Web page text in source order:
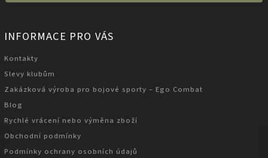
INFORMACE PRO VÁS
Kontakty
Slevy klubům
Zakázková výroba pro bojové sporty – Ego Combat
Blog
Rychlé vrácení nebo výměna zboží
Obchodní podmínky
Podmínky ochrany osobních údajů